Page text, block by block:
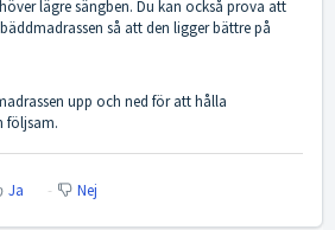
lägre sängben. Du kan också prova att
så att den ligger bättre på
upp och ned för att hålla
följsam.
Ja Nej